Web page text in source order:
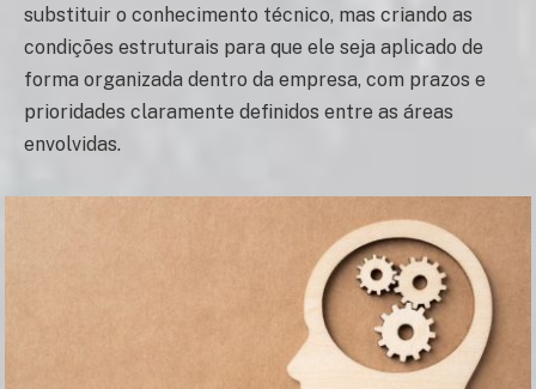
substituir o conhecimento técnico, mas criando as
condições estruturais para que ele seja aplicado de
forma organizada dentro da empresa, com prazos e
prioridades claramente definidos entre as áreas
envolvidas.